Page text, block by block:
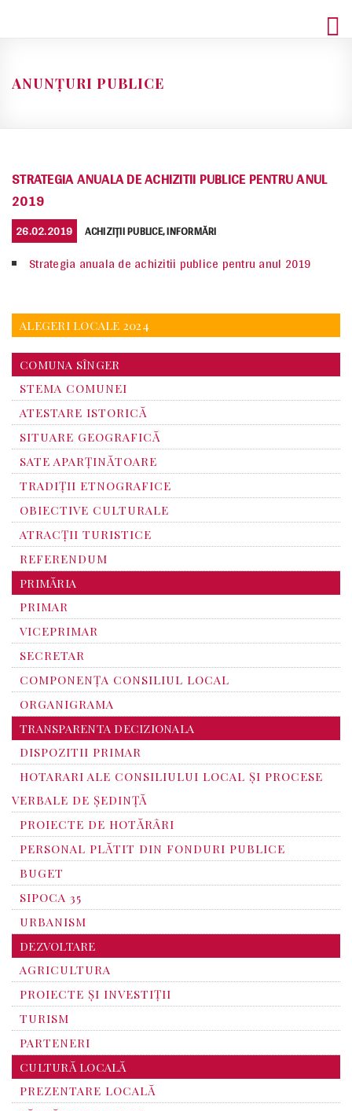
ANUNȚURI PUBLICE
STRATEGIA ANUALA DE ACHIZITII PUBLICE PENTRU ANUL
2019
POSTED
ON
26.02.2019 CATEGORIES
ACHIZIȚII PUBLICE,INFORMĂRI
Strategia anuala de achizitii publice pentru anul 2019
ALEGERI LOCALE 2024
COMUNA SÎNGER
STEMA COMUNEI
ATESTARE ISTORICĂ
SITUARE GEOGRAFICĂ
SATE APARȚINĂTOARE
TRADIȚII ETNOGRAFICE
OBIECTIVE CULTURALE
ATRACȚII TURISTICE
REFERENDUM
PRIMĂRIA
PRIMAR
VICEPRIMAR
SECRETAR
COMPONENȚA CONSILIUL LOCAL
ORGANIGRAMA
TRANSPARENTA DECIZIONALA
DISPOZITII PRIMAR
HOTARARI ALE CONSILIULUI LOCAL ȘI PROCESE
VERBALE DE ȘEDINȚĂ
PROIECTE DE HOTĂRÂRI
PERSONAL PLĂTIT DIN FONDURI PUBLICE
BUGET
SIPOCA 35
URBANISM
DEZVOLTARE
AGRICULTURA
PROIECTE ȘI INVESTIȚII
TURISM
PARTENERI
CULTURĂ LOCALĂ
PREZENTARE LOCALĂ